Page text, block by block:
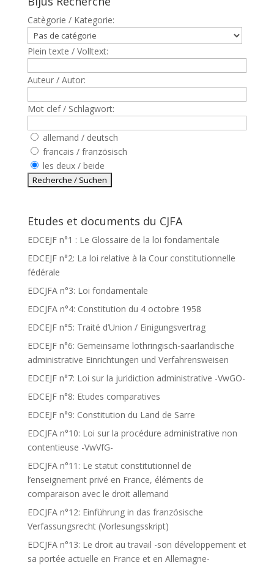
Catègorie / Kategorie:
Plein texte / Volltext:
Auteur / Autor:
Mot clef / Schlagwort:
allemand / deutsch
francais / französisch
les deux / beide
Etudes et documents du CJFA
EDCEJF n°1 : Le Glossaire de la loi fondamentale
EDCEJF n°2: La loi relative à la Cour constitutionnelle
fédérale
EDCJFA n°3: Loi fondamentale
EDCJFA n°4: Constitution du 4 octobre 1958
EDCEJF n°5: Traité d’Union / Einigungsvertrag
EDCEJF n°6: Gemeinsame lothringisch-saarländische
administrative Einrichtungen und Verfahrensweisen
EDCEJF n°7: Loi sur la juridiction administrative -VwGO-
EDCEJF n°8: Etudes comparatives
EDCEJF n°9: Constitution du Land de Sarre
EDCJFA n°10: Loi sur la procédure administrative non
contentieuse -VwVfG-
EDCJFA n°11: Le statut constitutionnel de
l’enseignement privé en France, éléments de
comparaison avec le droit allemand
EDCJFA n°12: Einführung in das französische
Verfassungsrecht (Vorlesungsskript)
EDCJFA n°13: Le droit au travail -son développement et
sa portée actuelle en France et en Allemagne-